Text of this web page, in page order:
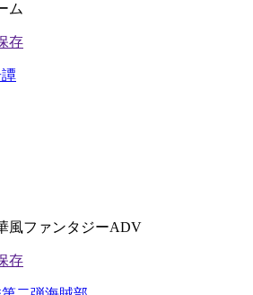
ム
風ファンタジーADV